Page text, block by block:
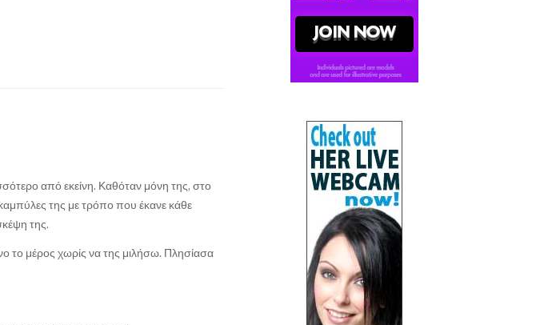
από εκείνη. Καθόταν μόνη της, στο
της με τρόπο που έκανε κάθε
της.
το μέρος χωρίς να της μιλήσω. Πλησίασα